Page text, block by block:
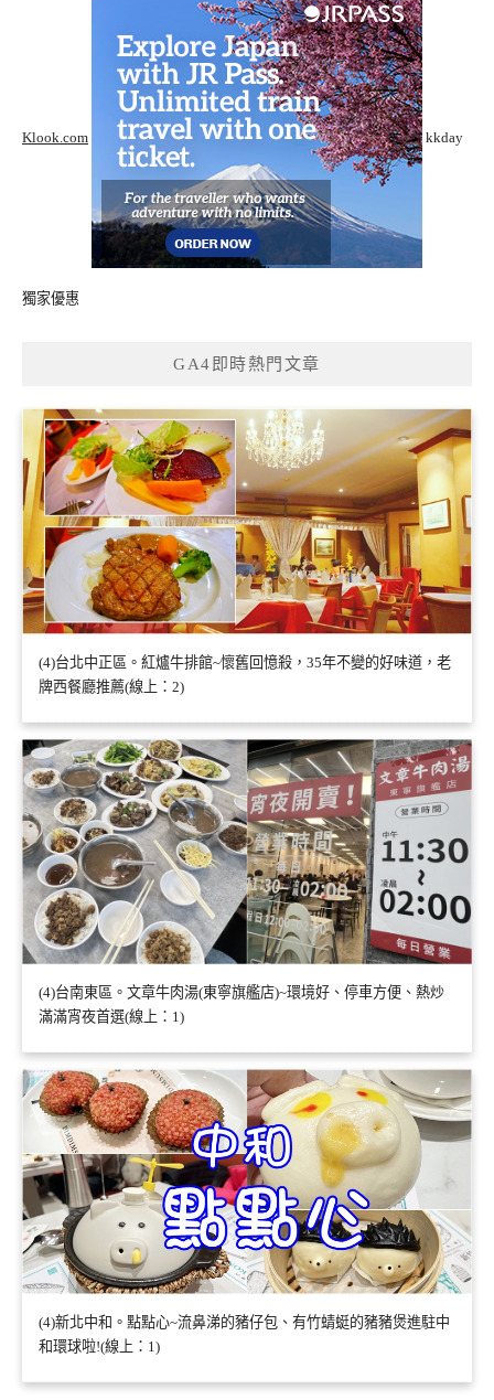
Klook.com kkday
獨家優惠
GA4即時熱門文章
(4)台北中正區。紅爐牛排館~懷舊回憶殺，35年不變的好味道，老
牌西餐廳推薦(線上：2)
(4)台南東區。文章牛肉湯(東寧旗艦店)~環境好、停車方便、熱炒
滿滿宵夜首選(線上：1)
(4)新北中和。點點心~流鼻涕的豬仔包、有竹蜻蜓的豬豬煲進駐中
和環球啦!(線上：1)